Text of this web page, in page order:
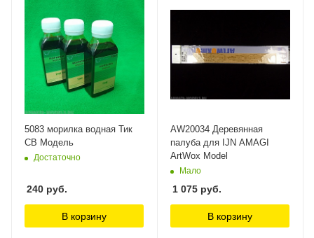
5083 морилка водная Тик
СВ Модель
Достаточно
240 руб.
В корзину
AW20034 Деревянная
палуба для IJN AMAGI
ArtWox Model
Мало
1 075 руб.
В корзину